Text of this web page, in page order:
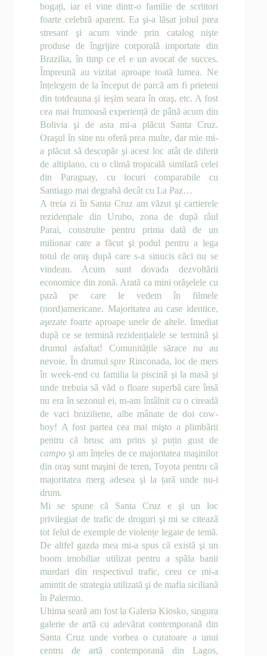
bogați, iar el vine dintr-o familie de scriitori
foarte celebrã aparent. Ea şi-a lãsat jobul prea
stresant şi acum vinde prin catalog nişte
produse de îngrijire corporalã importate din
Brazilia, în timp ce el e un avocat de succes.
Împreunã au vizitat aproape toatã lumea. Ne
înțelegem de la început de parcã am fi prieteni
din totdeauna şi ieşim seara în oraş, etc. A fost
cea mai frumoasã experiențã de pânã acum din
Bolivia şi de asta mi-a plãcut Santa Cruz.
Oraşul în sine nu oferã prea multe, dar mie mi-
a plãcut sã descopãr şi acest loc atât de diferit
de altiplano, cu o climã tropicalã similarã celei
din Paraguay, cu locuri comparabile cu
Santiago mai degrabã decât cu La Paz…
A treia zi în Santa Cruz am vãzut şi cartierele
rezidențiale din Urubo, zona de dupã râul
Parai, construite pentru prima datã de un
milionar care a fãcut şi podul pentru a lega
totul de oraş dupã care s-a sinucis cãci nu se
vindeau. Acum sunt dovada dezvoltãrii
economice din zonã. Aratã ca mini orãşelele cu
pazã pe care le vedem în filmele
(nord)americane. Majoritatea au case identice,
aşezate foarte aproape unele de altele. Imediat
dupã ce se terminã rezidențialele se terminã şi
drumul asfaltat! Comunitãțile sãrace nu au
nevoie. În drumul spre Rinconada, loc de mers
în week-end cu familia la piscinã şi la masã şi
unde trebuia sã vãd o floare superbã care însã
nu era în sezonul ei, m-am întâlnit cu o cireadã
de vaci braziliene, albe mânate de doi cow-
boy! A fost partea cea mai mişto a plimbãrii
pentru cã brusc am prins şi puțin gust de
campo şi am înțeles de ce majoritatea maşinilor
din oraş sunt maşini de teren, Toyota pentru cã
majoritatea merg adesea şi la țarã unde nu-i
drum.
Mi se spune cã Santa Cruz e şi un loc
privilegiat de trafic de droguri şi mi se citeazã
tot felul de exemple de violențe legate de temã.
De altfel gazda mea mi-a spus cã existã şi un
boom imobiliar utilizat pentru a spãla banii
murdari din respectivul trafic, ceea ce mi-a
amintit de strategia utilizatã şi de mafia sicilianã
în Palermo.
Ultima searã am fost la Galeria Kiosko, singura
galerie de artã cu adevãrat contemporanã din
Santa Cruz unde vorbea o curatoare a unui
centru de artã contemporanã din Lagos,